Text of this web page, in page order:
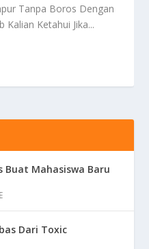
Tanpa Boros Dengan
Kalian Ketahui Jika...
Buat Mahasiswa Baru
Dari Toxic